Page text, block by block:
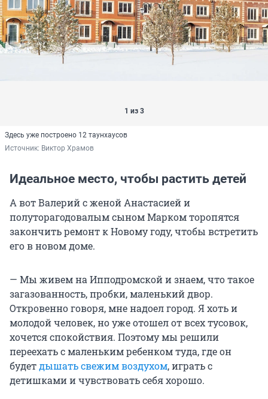
1 из 3
Здесь уже построено 12 таунхаусов
Источник: Виктор Храмов
Идеальное место, чтобы растить детей
А вот Валерий с женой Анастасией и
полуторагодовалым сыном Марком торопятся
закончить ремонт к Новому году, чтобы встретить
его в новом доме.
— Мы живем на Ипподромской и знаем, что такое
загазованность, пробки, маленький двор.
Откровенно говоря, мне надоел город. Я хоть и
молодой человек, но уже отошел от всех тусовок,
хочется спокойствия. Поэтому мы решили
переехать с маленьким ребенком туда, где он
будетдышать свежим воздухом, играть с
детишками и чувствовать себя хорошо.